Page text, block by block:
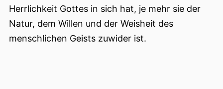
Herrlichkeit Gottes in sich hat, je mehr sie der
Natur, dem Willen und der Weisheit des
menschlichen Geists zuwider ist.